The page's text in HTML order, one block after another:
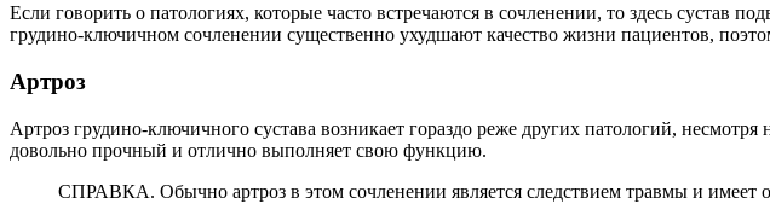
Если говорить о патологиях, которые часто встречаются в сочленении, то здесь сустав
грудино-ключичном сочленении существенно ухудшают качество жизни пациентов,
Артроз
Артроз грудино-ключичного сустава возникает гораздо реже других патологий,
довольно прочный и отлично выполняет свою функцию.
СПРАВКА. Обычно артроз в этом сочленении является следствием травмы и имеет